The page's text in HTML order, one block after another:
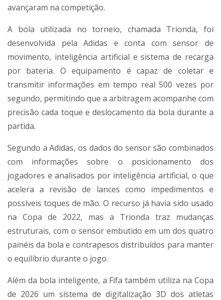
avançaram na competição.
A bola utilizada no torneio, chamada Trionda, foi
desenvolvida pela Adidas e conta com sensor de
movimento, inteligência artificial e sistema de recarga
por bateria. O equipamento é capaz de coletar e
transmitir informações em tempo real 500 vezes por
segundo, permitindo que a arbitragem acompanhe com
precisão cada toque e deslocamento da bola durante a
partida.
Segundo a Adidas, os dados do sensor são combinados
com informações sobre o posicionamento dos
jogadores e analisados por inteligência artificial, o que
acelera a revisão de lances como impedimentos e
possíveis toques de mão. O recurso já havia sido usado
na Copa de 2022, mas a Trionda traz mudanças
estruturais, com o sensor embutido em um dos quatro
painéis da bola e contrapesos distribuídos para manter
o equilíbrio durante o jogo.
Além da bola inteligente, a Fifa também utiliza na Copa
de 2026 um sistema de digitalização 3D dos atletas